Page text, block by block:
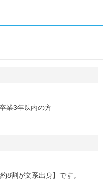
業3年以内の方
8割が文系出身】です。